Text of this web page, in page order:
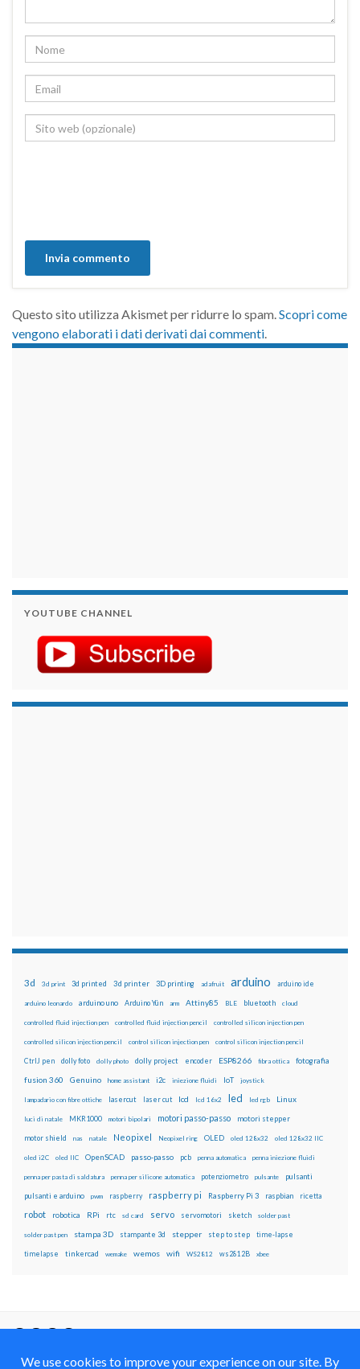
Questo sito utilizza Akismet per ridurre lo spam.Scopri come
vengono elaborati i dati derivati dai commenti.
YOUTUBE CHANNEL
3d 3d print 3d printed 3d printer 3D printing adafruit arduino arduino ide
arduino leonardo arduino uno Arduino Yún arm Attiny85 BLE bluetooth cloud
controlled fluid injection pen controlled fluid injection pencil controlled silicon injection pen
controlled silicon injection pencil control silicon injection pen control silicon injection pencil
CtrlJ pen dolly foto dolly photo dolly project encoder ESP8266 fibra ottica fotografia
fusion 360 Genuino home assistant i2c iniezione fluidi IoT joystick
lampadario con fibre ottiche lasercut laser cut lcd lcd 16x2 led led rgb Linux
luci di natale MKR1000 motori bipolari motori passo-passo motori stepper
motor shield nas natale Neopixel Neopixel ring OLED oled 128x32 oled 128x32 IIC
oled i2C oled IIC OpenSCAD passo-passo pcb penna automatica penna iniezione fluidi
penna per pasta di saldatura penna per silicone automatica potenziometro pulsante pulsanti
pulsanti e arduino pwm raspberry raspberry pi Raspberry Pi 3 raspbian ricetta
robot robotica RPi rtc sd card servo servomotori sketch solder past
solder past pen stampa 3D stampante 3d stepper step to step time-lapse
timelapse tinkercad wemake wemos wifi WS2812 ws2812B xbee
con Licenza
Creative Commons Attribution Non commercial Share